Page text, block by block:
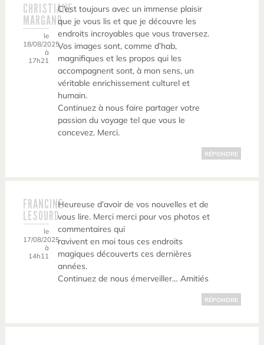
CHRISTIANE
MARGAND
le
18/08/2025
à
17h21
C’est toujours avec un immense plaisir
que je vous lis et que je découvre les
endroits incroyables que vous traversez.
Vos images sont, comme d’hab,
magnifiques et les propos qui les
accompagnent sont, à mon sens, un
véritable enrichissement culturel et
humain.
Continuez à nous faire partager votre
passion du voyage tel que vous le
concevez. Merci.
RÉPONDRE
FRANCINE
LESOURD
le
17/08/2025
à
14h11
Heureuse d’avoir de vos nouvelles et de
vous lire. Merci merci pour vos photos et
commentaires qui
ravivent en moi tous ces endroits
magiques découverts ces dernières
années.
Continuez de nous émerveiller… Amitiés
RÉPONDRE